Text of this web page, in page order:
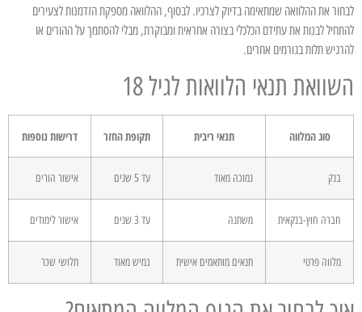
לבחור את ההלוואה שמתאימה בדיוק לצרכיו. לבסוף, ההלוואה מספקת הזדמנות לצעירים
להתחיל לבנות את עתידם הכלכלי בצורה אחראית ומבוקרת, מבלי להסתמך על ההורים או
להרגיש תלות בגורמים אחרים.
השוואת תנאי הלוואות לגיל 18
סוג המלווה תנאי ריבית תקופת החזר דרישות נוספות
בנק נמוכה מאוד עד 5 שנים אישור הורים
חברה חוץ-בנקאית משתנה עד 3 שנים אישור לימודים
מלווה פרטי תנאים מותאמים אישית גמיש מאוד תלושי שכר